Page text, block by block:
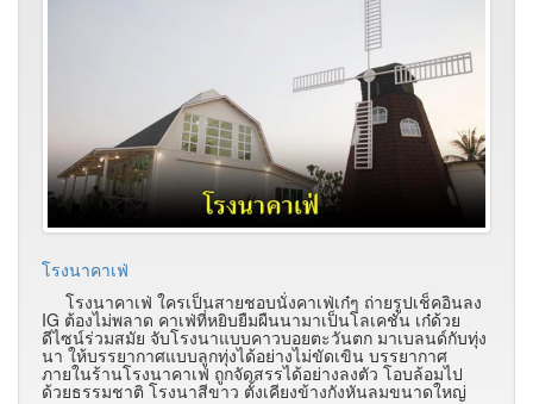
โรงนาคาเฟ่
โรงนาคาเฟ่ ใครเป็นสายชอบนั่งคาเฟ่เก๋ๆ ถ่ายรูปเช็คอินลง
IG ต้องไม่พลาด คาเฟ่ที่หยิบยืมผืนนามาเป็นโลเคชั่น เก๋ด้วย
ดีไซน์ร่วมสมัย จับโรงนาแบบคาวบอยตะวันตก มาเบลนด์กับทุ่ง
นา ให้บรรยากาศแบบลูกทุ่งได้อย่างไม่ขัดเขิน บรรยากาศ
ภายในร้านโรงนาคาเฟ่ ถูกจัดสรรได้อย่างลงตัว โอบล้อมไป
ด้วยธรรมชาติ โรงนาสีขาว ตั้งเคียงข้างกังหันลมขนาดใหญ่